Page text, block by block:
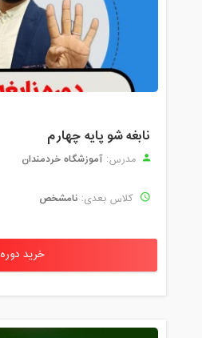
نابغه شو پایه چهارم
مدرس: آموزشگاه خردمندان
کلاس بعدی: نامشخص
خرید دوره